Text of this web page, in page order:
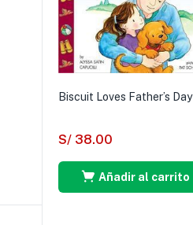
Biscuit Loves Father’s Day
S/ 38.00
Añadir al carrito